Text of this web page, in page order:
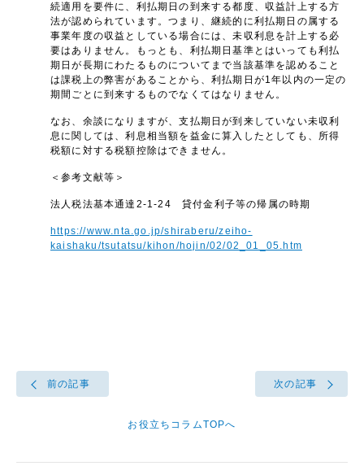
続適用を要件に、利払期日の到来する都度、収益計上する方
法が認められています。つまり、継続的に利払期日の属する
事業年度の収益としている場合には、未収利息を計上する必
要はありません。もっとも、利払期日基準とはいっても利払
期日が長期にわたるものについてまで当該基準を認めること
は課税上の弊害があることから、利払期日が1年以内の一定の
期間ごとに到来するものでなくてはなりません。
なお、余談になりますが、支払期日が到来していない未収利
息に関しては、利息相当額を益金に算入したとしても、所得
税額に対する税額控除はできません。
＜参考文献等＞
法人税法基本通達2-1-24 貸付金利子等の帰属の時期
https://www.nta.go.jp/shiraberu/zeiho-
kaishaku/tsutatsu/kihon/hojin/02/02_01_05.htm
前の記事
お役立ちコラムTOPへ
次の記事